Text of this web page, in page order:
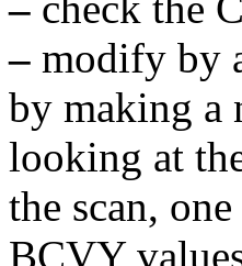
– modify by
by making a
looking at
the scan,
BCVY